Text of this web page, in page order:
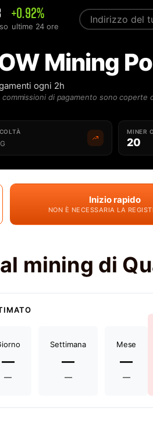
+0.92%
ultime 24 ore
Mining
ogni 2h
commissioni di pagamento sono coperte
G
MINER
20
Inizio rapido
NON È NECESSARIA LA
mining di
—
—
Settimana
—
—
Mese
—
—